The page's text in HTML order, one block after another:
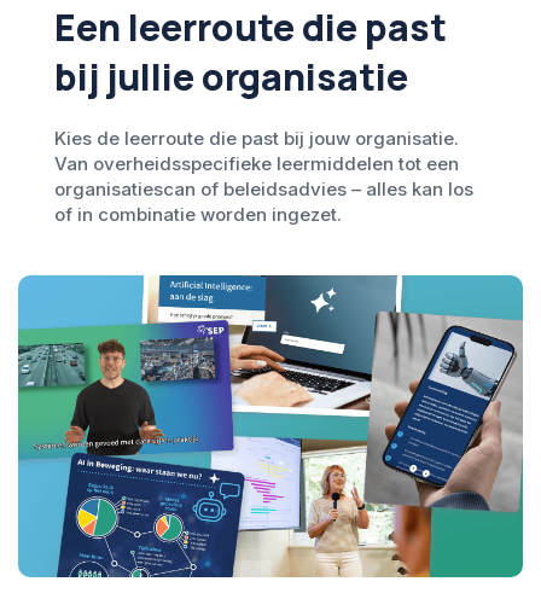
Een leerroute die past
bij jullie organisatie
Kies de leerroute die past bij jouw organisatie.
Van overheidsspecifieke leermiddelen tot een
organisatiescan of beleidsadvies – alles kan los
of in combinatie worden ingezet.